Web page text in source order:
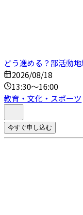
どう進める？部活動
2026/08/18
13:30～16:00
教育・文化・スポーツ
今すぐ申し込む